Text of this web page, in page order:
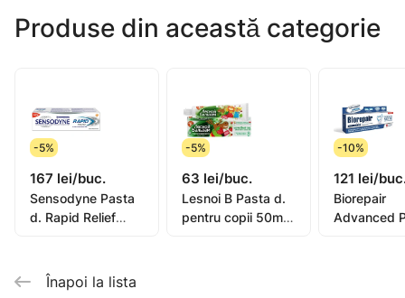
Întărește smalțul dinților.
Produse din această categorie
-5%
167 lei/buc.
Sensodyne Pasta
d. Rapid Relief
-5%
63 lei/buc.
Lesnoi B Pasta d.
pentru copii 50ml
-10%
121 lei/
Biorepair
Advanced
Înapoi la lista